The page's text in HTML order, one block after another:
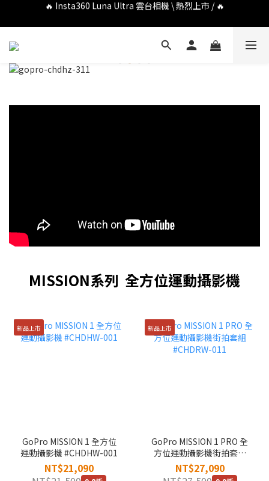
🔥 DJI OSMO POCKET 4P 口袋相機 \ 熱烈上市 / 🔥
🔥 DJI OSMO POCKET 4P 口袋相機 \ 熱烈上市 / 🔥
MISSION系列 全方位運動攝影機
新品上市
GoPro MISSION 1 全方位
運動攝影機 #CHDHW-001
NT$21,090
新品上市
GoPro MISSION 1 PRO 全
方位運動攝影機街拍套組
#CHDRW-011
NT$27,090